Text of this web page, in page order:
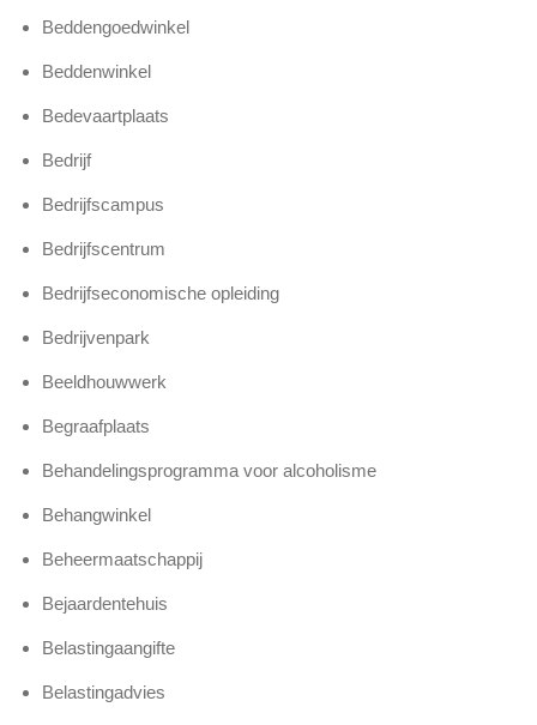
Beddengoedwinkel
Beddenwinkel
Bedevaartplaats
Bedrijf
Bedrijfscampus
Bedrijfscentrum
Bedrijfseconomische opleiding
Bedrijvenpark
Beeldhouwwerk
Begraafplaats
Behandelingsprogramma voor alcoholisme
Behangwinkel
Beheermaatschappij
Bejaardentehuis
Belastingaangifte
Belastingadvies